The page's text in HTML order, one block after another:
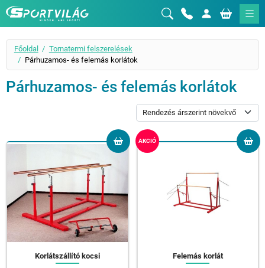
Sportvilág
Főoldal
Tornatermi felszerelések
Párhuzamos- és felemás korlátok
Párhuzamos- és felemás korlátok
Korlátszállító kocsi
AKCIÓ
Felemás korlát